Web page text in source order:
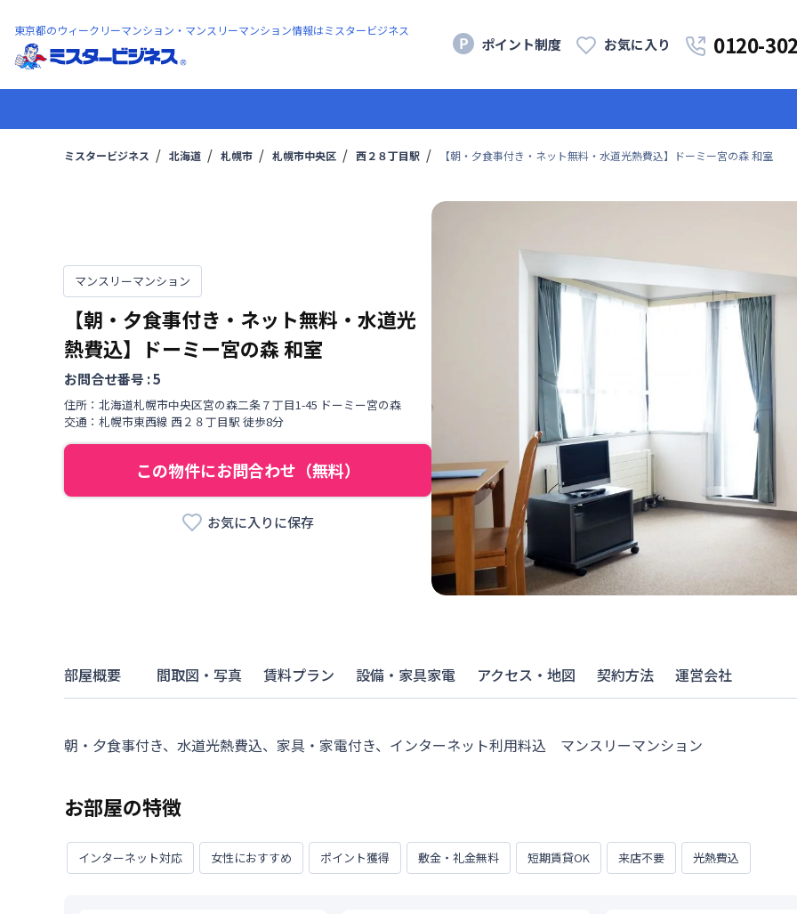
東京都のウィークリーマンション・マンスリーマンション情報はミスタービジネス
ポイント制度 お気に入り 0120-
ミスタービジネス 北海道 札幌市 札幌市中央区 西２８丁目駅 【朝・夕食事付き・ネット無料・水道光熱費込】ドーミー宮の森 和室
マンスリーマンション
【朝・夕食事付き・ネット無料・水道光
熱費込】ドーミー宮の森和室
お問合せ番号 :5
住所： 北海道札幌市中央区宮の森二条７丁目1-45 ドーミー宮の森
交通： 札幌市東西線 西２８丁目駅 徒歩8分
この物件にお問合わせ（無料）
お気に入りに保存
部屋概要 間取図・写真 賃料プラン 設備・家具家電 アクセス・地図 契約方法 運営会社
朝・夕食事付き、水道光熱費込、家具・家電付き、インターネット利用料込　マンスリーマンション
お部屋の特徴
インターネット対応 女性におすすめ ポイント獲得 敷金・礼金無料 短期賃貸OK 来店不要 光熱費込